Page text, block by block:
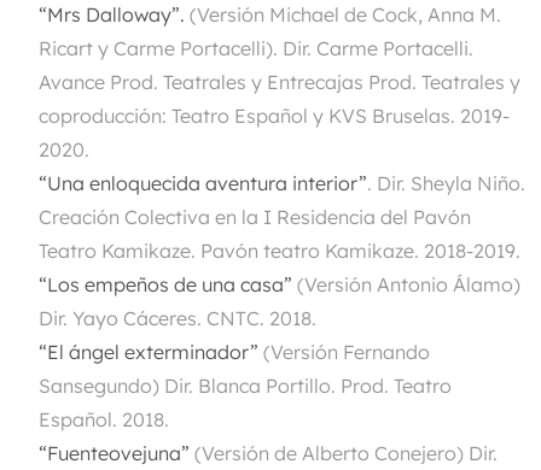
“Mrs Dalloway”. (Versión Michael de Cock, Anna M.
Ricart y Carme Portacelli). Dir. Carme Portacelli.
Avance Prod. Teatrales y Entrecajas Prod. Teatrales y
coproducción: Teatro Español y KVS Bruselas. 2019-
2020.
“Una enloquecida aventura interior”. Dir. Sheyla Niño.
Creación Colectiva en la I Residencia del Pavón
Teatro Kamikaze. Pavón teatro Kamikaze. 2018-2019.
“Los empeños de una casa” (Versión Antonio Álamo)
Dir. Yayo Cáceres. CNTC. 2018.
“El ángel exterminador” (Versión Fernando
Sansegundo) Dir. Blanca Portillo. Prod. Teatro
Español. 2018.
“Fuenteovejuna” (Versión de Alberto Conejero) Dir.